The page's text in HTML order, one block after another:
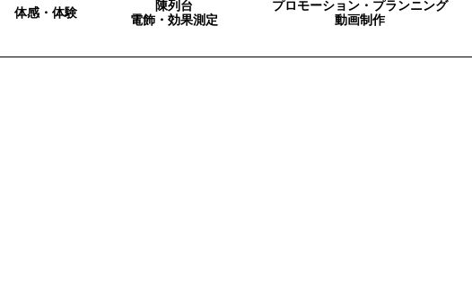
体感・体験
陳列台
電飾・効果測定
プロモーション・プランニング
動画制作